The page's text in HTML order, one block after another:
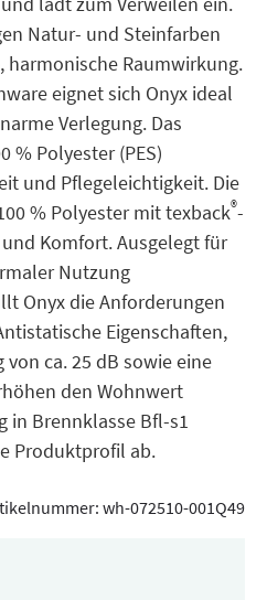
Natur- und Steinfarben
Raumwirkung.
eignet sich Onyx ideal
Verlegung. Das
% Polyester (PES)
und Pflegeleichtigkeit. Die
% Polyester mit texback®-
Komfort. Ausgelegt für
Nutzung
Onyx die Anforderungen
Eigenschaften,
ca. 25 dB sowie eine
den Wohnwert
in Brennklasse Bfl-s1
Produktprofil ab.
wh-072510-001Q49